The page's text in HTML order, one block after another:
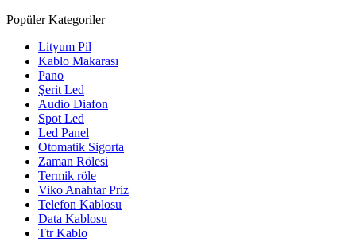
Popüler Kategoriler
Lityum Pil
Kablo Makarası
Pano
Şerit Led
Audio Diafon
Spot Led
Led Panel
Otomatik Sigorta
Zaman Rölesi
Termik röle
Viko Anahtar Priz
Telefon Kablosu
Data Kablosu
Ttr Kablo